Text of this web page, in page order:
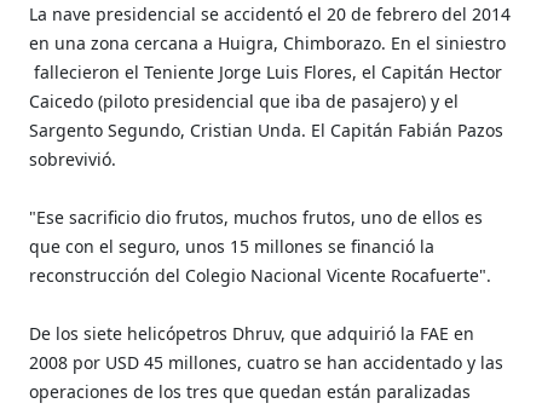
La nave presidencial se accidentó el 20 de febrero del 2014
en una zona cercana a Huigra, Chimborazo. En el siniestro
fallecieron el Teniente Jorge Luis Flores, el Capitán Hector
Caicedo (piloto presidencial que iba de pasajero) y el
Sargento Segundo, Cristian Unda. El Capitán Fabián Pazos
sobrevivió.
"Ese sacrificio dio frutos, muchos frutos, uno de ellos es
que con el seguro, unos 15 millones se financió la
reconstrucción del Colegio Nacional Vicente Rocafuerte".
De los siete helicópetros Dhruv, que adquirió la FAE en
2008 por USD 45 millones, cuatro se han accidentado y las
operaciones de los tres que quedan están paralizadas